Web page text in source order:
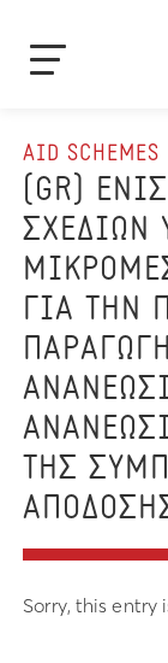
AID SCHEMES
(GR)
ΣΧΕΔΙΩΝ
ΓΙΑ ΤΗΝ
ΤΗΣ
Sorry, this